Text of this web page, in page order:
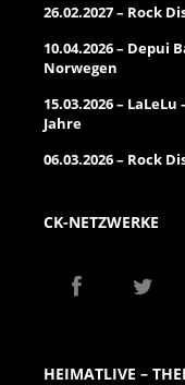
26.02.2027 – Rock
10.04.2026 – Depui
Norwegen
15.03.2026 –
Jahre
06.03.2026 – Rock
CK-NETZWERKE
HEIMATLIVE –